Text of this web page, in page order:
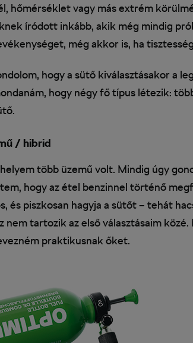
hőmérséklet vagy más extrém
íródott inkább, akik még mindig
még akkor is, ha
hogy a sütő kiválasztásakor a
hogy négy fő típus létezik:
/ hibrid
több üzemű volt. Mindig úgy
hogy az étel benzinnel történő
és piszkosan hagyja a sütőt – tehát
nem tartozik az első választásaim
praktikusnak őket.